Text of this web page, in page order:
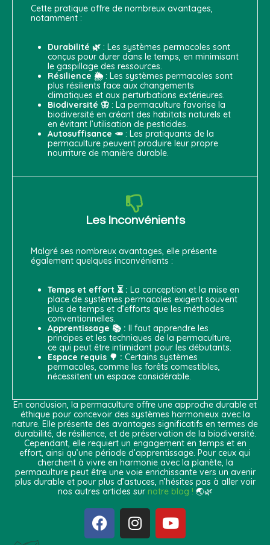
Cette pratique offre de nombreux avantages,
notamment :
Durabilité 🌿 : Les systèmes permacoles sont
conçus pour durer dans le temps, en minimisant
le gaspillage des ressources.
Résilience 🌦️: Les systèmes permacoles sont
plus résilients face aux changements
climatiques et aux perturbations extérieures.
Biodiversité 🦋 : La permaculture favorise la
biodiversité en créant des habitats naturels et
en évitant l’utilisation de pesticides.
Autosuffisance 🥕 : Les pratiquants de la
permaculture peuvent produire leur propre
nourriture de manière durable.
Les Inconvénients
Malgré ses nombreux avantages, elle présente
également quelques inconvénients :
Temps et effort ⏳ : La conception et la mise en
place de systèmes permacoles exigent souvent
plus de temps et d’efforts que les méthodes
conventionnelles.
Apprentissage 📚 : Il faut apprendre les
principes et les techniques de la permaculture,
ce qui peut être intimidant pour les débutants.
Espace requis 🌳 : Certains systèmes
permacoles, comme les forêts comestibles,
nécessitent un espace considérable.
En conclusion, la permaculture offre une approche durable et
éthique pour concevoir des systèmes harmonieux avec la
nature. Elle présente des avantages significatifs en termes de
durabilité, de résilience, et de préservation de la biodiversité.
Cependant, elle requiert un engagement en temps et en
effort, ainsi qu’une période d’apprentissage. Pour ceux qui
cherchent à vivre en harmonie avec la planète, la
permaculture peut être une voie enrichissante vers un avenir
plus durable et pour plus d’astuces, n’hésites pas à aller voir
nos autres articles sur notre blog ! 🌏🌿